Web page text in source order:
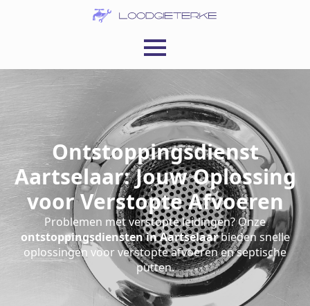
Ontstoppingsdienst
Aartselaar: Jouw Oplossing
voor Verstopte Afvoeren
Problemen met verstopte leidingen? Onze
ontstoppingsdiensten in Aartselaarbieden snelle
oplossingen voor verstopte afvoeren en septische
putten.